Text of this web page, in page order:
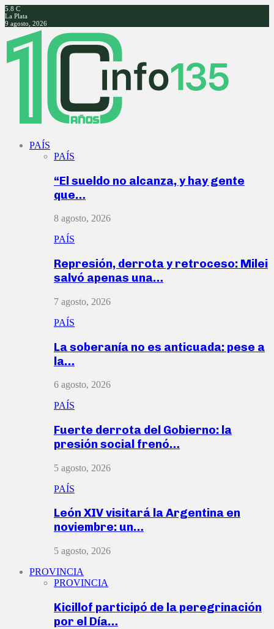
5.8 C
La Plata
9 agosto, 2026
Facebook
Twitter
Instagram
Youtube
PAÍS
PAÍS
“El sueldo no alcanza, y hay gente
que…
8 agosto, 2026
PAÍS
Represión, derrota y retroceso: Milei
salvó apenas una…
7 agosto, 2026
PAÍS
La soberanía no es anticuada: pese a
la…
6 agosto, 2026
PAÍS
Fuerte derrota del Gobierno: la
presión social frenó…
5 agosto, 2026
PAÍS
León XIV visitará la Argentina en
noviembre: un…
5 agosto, 2026
PROVINCIA
PROVINCIA
Kicillof participó de la peregrinación
por el Día…